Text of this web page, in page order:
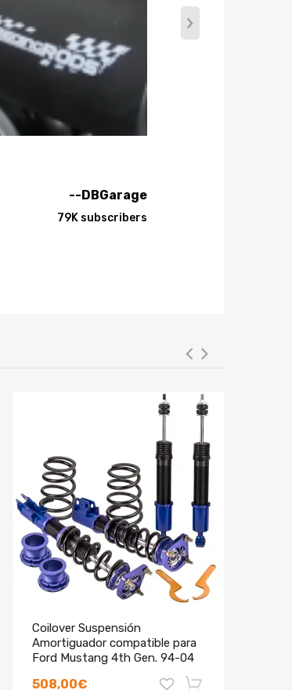
--DBGarage
79K subscribers
Coilover Suspensión
Amortiguador compatible para
Ford Mustang 4th Gen. 94-04
508,00€